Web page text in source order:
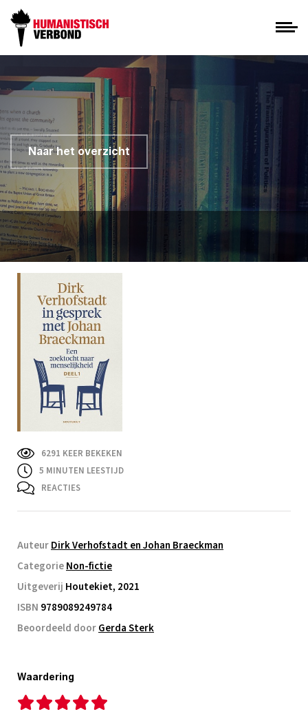
Naar het overzicht
6291 KEER BEKEKEN
5 MINUTEN LEESTIJD
REACTIES
AuteurDirk Verhofstadt en Johan Braeckman
CategorieNon-fictie
Uitgeverij Houtekiet, 2021
ISBN 9789089249784
Beoordeeld doorGerda Sterk
Waardering